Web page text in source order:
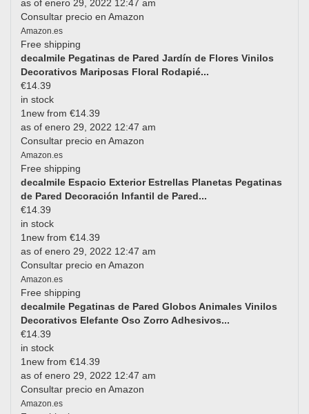
as of enero 29, 2022 12:47 am
Consultar precio en Amazon
Amazon.es
Free shipping
decalmile Pegatinas de Pared Jardín de Flores Vinilos
Decorativos Mariposas Floral Rodapié...
€14.39
in stock
1new from €14.39
as of enero 29, 2022 12:47 am
Consultar precio en Amazon
Amazon.es
Free shipping
decalmile Espacio Exterior Estrellas Planetas Pegatinas
de Pared Decoración Infantil de Pared...
€14.39
in stock
1new from €14.39
as of enero 29, 2022 12:47 am
Consultar precio en Amazon
Amazon.es
Free shipping
decalmile Pegatinas de Pared Globos Animales Vinilos
Decorativos Elefante Oso Zorro Adhesivos...
€14.39
in stock
1new from €14.39
as of enero 29, 2022 12:47 am
Consultar precio en Amazon
Amazon.es